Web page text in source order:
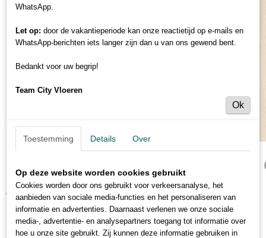
Saffier Serenade - SE449 TORONTO
€ 24,95 € 19,95 (inclusief btw 21%)
Levertijd 3 tot 5 dagen
Eenheid (minimale afname 20m²)
WhatsApp.
Let op: door de vakantieperiode kan onze reactietijd op e-mails en
WhatsApp-berichten iets langer zijn dan u van ons gewend bent.
Bedankt voor uw begrip!
Team City Vloeren
Ok
Toestemming Details Over
Op deze website worden cookies gebruikt
Cookies worden door ons gebruikt voor verkeersanalyse, het
aanbieden van sociale media-functies en het personaliseren van
informatie en advertenties. Daarnaast verlenen we onze sociale
media-, advertentie- en analysepartners toegang tot informatie over
hoe u onze site gebruikt. Zij kunnen deze informatie gebruiken in